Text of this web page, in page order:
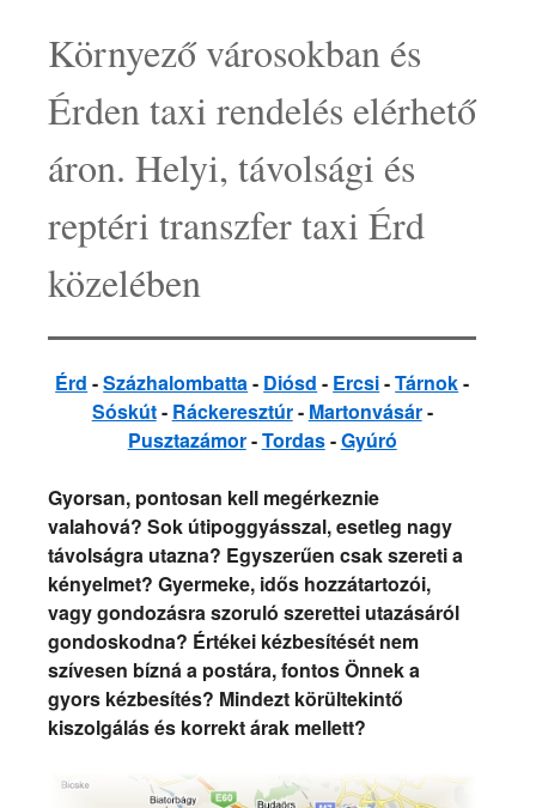
Környező városokban és
Érden taxi rendelés elérhető
áron. Helyi, távolsági és
reptéri transzfer taxi Érd
közelében
Érd -Százhalombatta - Diósd - Ercsi-Tárnok-
Sóskút- Ráckeresztúr- Martonvásár-
Pusztazámor-Tordas-Gyúró
Gyorsan, pontosan kell megérkeznie
valahová? Sok útipoggyásszal, esetleg nagy
távolságra utazna? Egyszerűen csak szereti a
kényelmet? Gyermeke, idős hozzátartozói,
vagy gondozásra szoruló szerettei utazásáról
gondoskodna? Értékei kézbesítését nem
szívesen bízná a postára, fontos Önnek a
gyors kézbesítés? Mindezt körültekintő
kiszolgálás és korrekt árak mellett?